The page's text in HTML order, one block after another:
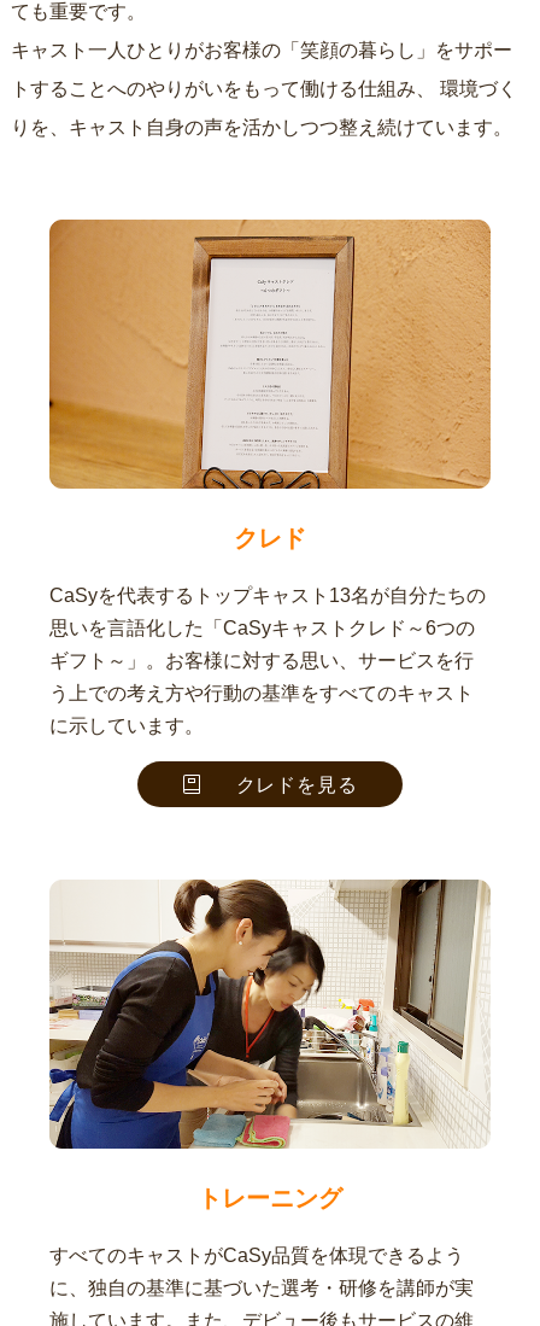
ても重要です。
キャスト一人ひとりがお客様の「笑顔の暮らし」をサポー
トすることへのやりがいをもって働ける仕組み、
りを、キャスト自身の声を活かしつつ整え続けています。
クレド
CaSyを代表するトップキャスト13名が自分たちの
思いを言語化した「CaSyキャストクレド～6つの
ギフト～」。お客様に対する思い、サービスを行
う上での考え方や行動の基準をすべてのキャスト
に示しています。
クレドを見る
トレーニング
すべてのキャストがCaSy品質を体現できるよう
に、独自の基準に基づいた選考・研修を講師が実
施しています。また、デビュー後もサービスの維